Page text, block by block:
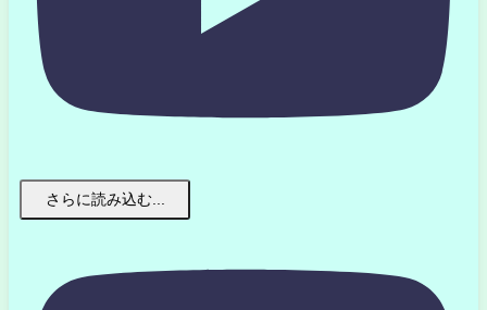
さらに読み込む...